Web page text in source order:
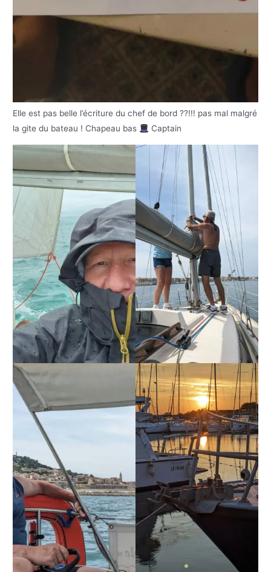
Elle est pas belle l’écriture du chef de bord ??!!! pas mal malgré
la gite du bateau ! Chapeau bas
Captain